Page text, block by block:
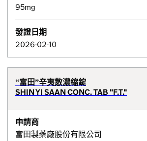
95mg
發證日期
2026-02-10
“富田”辛夷散濃縮錠
SHIN YI SAAN CONC. TAB "F.T."
申請商
富田製藥廠股份有限公司